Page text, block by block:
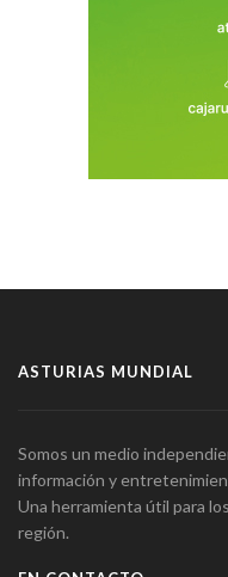
ASTURIAS MUNDIAL
Somos un medio
información y
Una herramienta útil para
región.